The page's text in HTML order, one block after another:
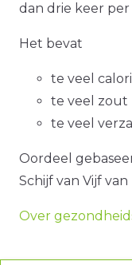
dan drie keer
Het bevat
te veel
te veel zout
te veel
Oordeel
Schijf van Vijf
Over